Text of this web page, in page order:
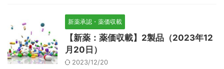
新薬承認・薬価収載
【新薬：薬価収載】2製品（2023年12
月20日）
2023/12/20